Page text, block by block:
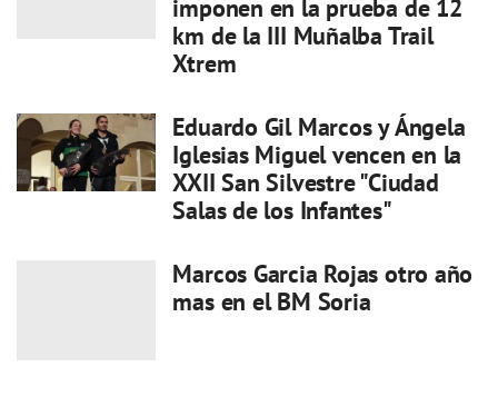
imponen en la prueba de 12
km de la III Muñalba Trail
Xtrem
Eduardo Gil Marcos y Ángela
Iglesias Miguel vencen en la
XXII San Silvestre "Ciudad
Salas de los Infantes"
Marcos Garcia Rojas otro año
mas en el BM Soria